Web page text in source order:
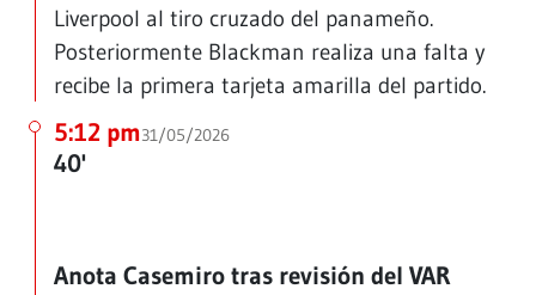
Liverpool al tiro cruzado del panameño.
Posteriormente Blackman realiza una falta y
recibe la primera tarjeta amarilla del partido.
5:12 pm31/05/2026
40'
Anota Casemiro tras revisión del VAR